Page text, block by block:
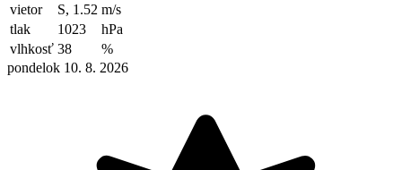
vietor
S, 1.52 m/s
tlak
1023
hPa
vlhkosť 38
%
pondelok 10. 8. 2026